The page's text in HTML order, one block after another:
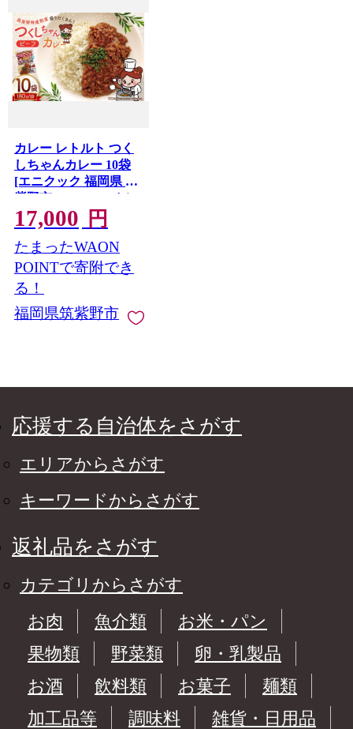
カレー レトルト つく
しちゃんカレー 10袋
[エニクック 福岡県 筑
紫野市 21761458] カレ
ーライス ビーフカレ
ー 常温保存
17,000 円
たまったWAON
POINTで寄附でき
る！
福岡県筑紫野市
応援する自治体をさがす
エリアからさがす
キーワードからさがす
返礼品をさがす
カテゴリからさがす
お肉
魚介類
お米・パン
果物類
野菜類
卵・乳製品
お酒
飲料類 お菓子
麺類
加工品等
調味料
雑貨・日用品